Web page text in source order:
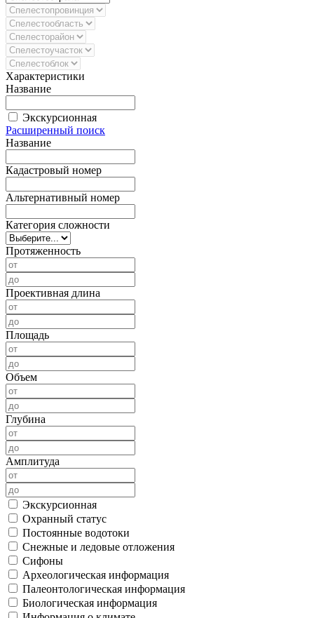
Характеристики
Название
Экскурсионная
Расширенный поиск
Название
Кадастровый номер
Альтернативный номер
Категория сложности
Протяженность
Проективная длина
Площадь
Объем
Глубина
Амплитуда
Экскурсионная
Охранный статус
Постоянные водотоки
Снежные и ледовые отложения
Сифоны
Археологическая информация
Палеонтологическая информация
Биологическая информация